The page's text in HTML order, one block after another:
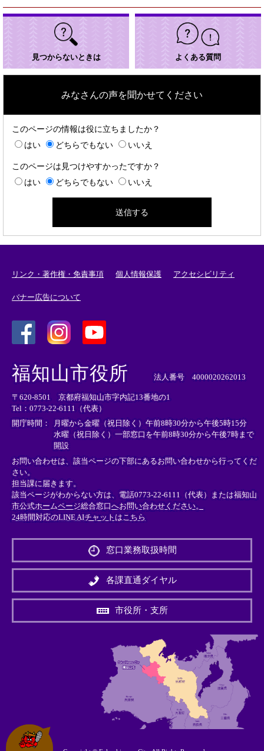
見つからないときは よくある質問
みなさんの声を聞かせてください
このページの情報は役に立ちましたか？
はい
どちらでもない いいえ
このページは見つけやすかったですか？
はい
どちらでもない いいえ
リンク・著作権・免責事項 個人情報保護 アクセシビリティ
バナー広告について
外
部
リ
ン
ク
＞
外
リ
ン
ク
＞
外
部
ン
ク
＞
福知山市役所 法人番号 4000020262013
〒620-8501 京都府福知山市字内記13番地の1
Tel：0773-22-6111（代表）
開庁時間：
月曜から金曜（祝日除く）午前8時30分から午後5時15分
水曜（祝日除く）一部窓口を午前8時30分から午後7時まで
開設
お問い合わせは、該当ページの下部にあるお問い合わせから行ってくだ
さい。
担当課に届きます。
該当ページがわからない方は、電話0773-22-6111（代表）または福知山
市公式ホームページ総合窓口へお問い合わせください。
24時間対応のLINE AIチャットはこちら
外
リ
ン
＞
窓口業務取扱時間
各課直通ダイヤル
市役所・支所